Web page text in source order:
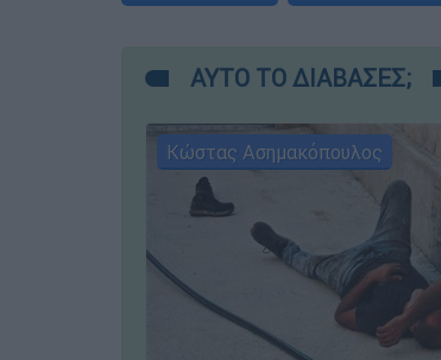
ΑΥΤΟ ΤΟ ΔΙΑΒΑΣΕΣ;
Κώστας Ασημακόπουλος